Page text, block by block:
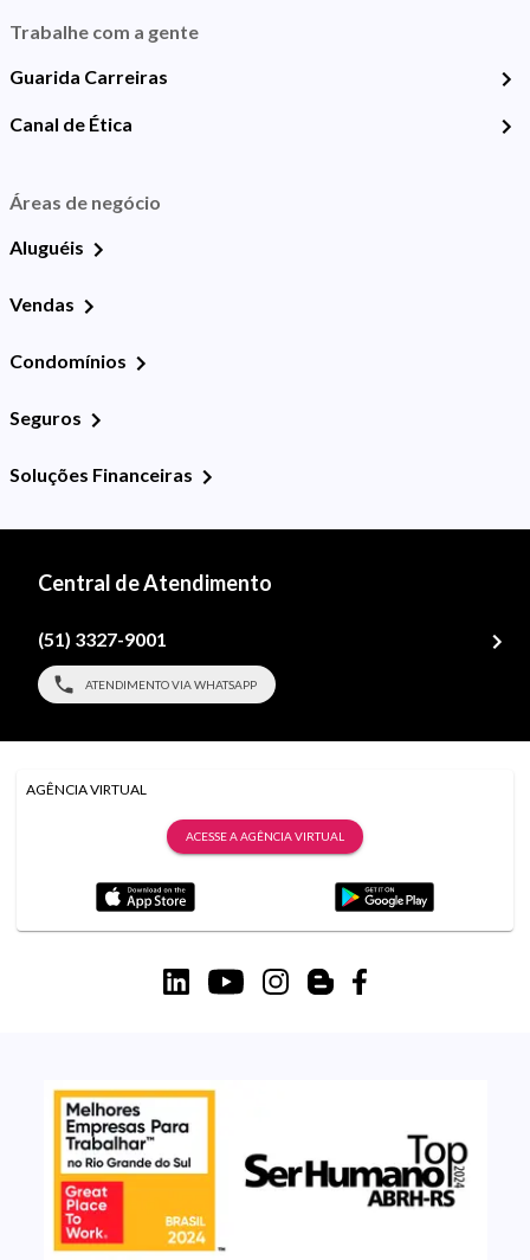
Trabalhe com a gente
Guarida Carreiras
Canal de Ética
Áreas de negócio
Aluguéis
Vendas
Condomínios
Seguros
Soluções Financeiras
Central de Atendimento
(51) 3327-9001
ATENDIMENTO VIA WHATSAPP
AGÊNCIA VIRTUAL
ACESSE A AGÊNCIA VIRTUAL